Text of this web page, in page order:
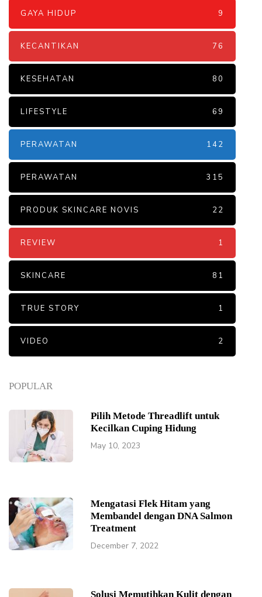
POPULAR
Pilih Metode Threadlift untuk
Kecilkan Cuping Hidung
May 10, 2023
Mengatasi Flek Hitam yang
Membandel dengan DNA Salmon
Treatment
December 7, 2022
Solusi Memutihkan Kulit dengan
GAYA HIDUP 9
KECANTIKAN 76
KESEHATAN 80
LIFESTYLE 69
PERAWATAN 142
PERAWATAN 315
PRODUK SKINCARE NOVIS 22
REVIEW 1
SKINCARE 81
TRUE STORY 1
VIDEO 2